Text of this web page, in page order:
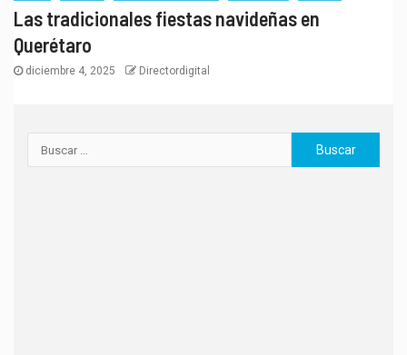
Las tradicionales fiestas navideñas en
Querétaro
diciembre 4, 2025 Directordigital